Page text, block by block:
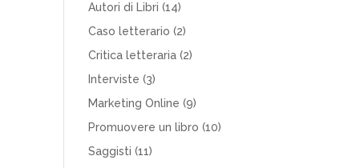
Autori di Libri (14)
Caso letterario (2)
Critica letteraria (2)
Interviste (3)
Marketing Online (9)
Promuovere un libro (10)
Saggisti (11)